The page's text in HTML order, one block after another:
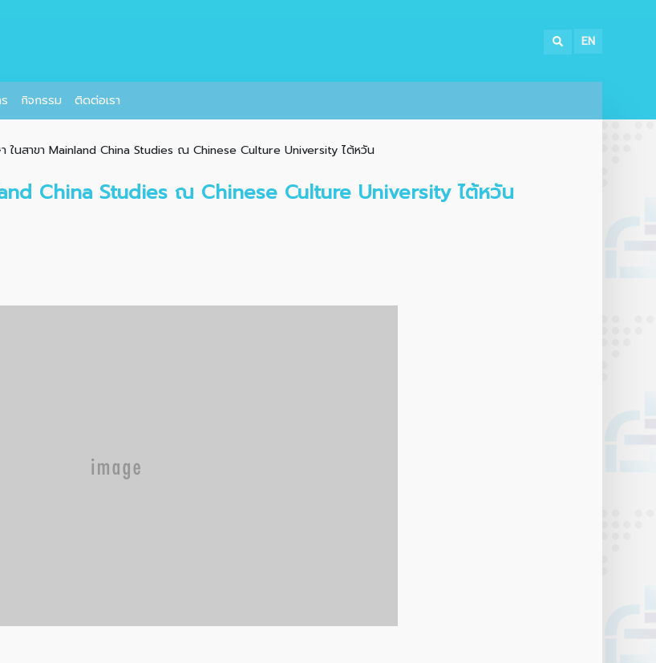
EN
กิจกรรม ติดต่อเรา
นสาขา Mainland China Studies ณ Chinese Culture University ไต้หวัน
China Studies ณ Chinese Culture University ไต้หวัน